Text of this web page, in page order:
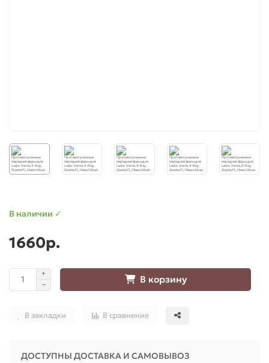
В наличии ✓
1660р.
В корзину
В закладки В сравнение
ДОСТУПНЫ ДОСТАВКА И САМОВЫВОЗ